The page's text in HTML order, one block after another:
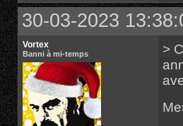
30-03-2023
Vortex
Banni à mi-temps
>